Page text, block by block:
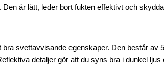
är lätt, leder bort fukten effektivt och
svettavvisande egenskaper. Den består av
detaljer gör att du syns bra i dunkel ljus